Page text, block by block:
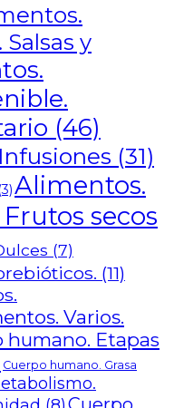
y
(46)
(31)
(3)Alimentos.
secos
(7)
(11)
Varios.
humano. Etapas
Cuerpo humano. Grasa